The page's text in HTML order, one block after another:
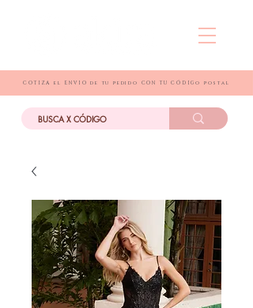
COTIZA el ENVIO de tu pedido CON TU CÓDIGo postal